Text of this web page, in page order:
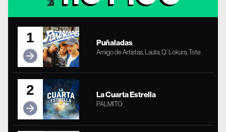
1 Puñaladas
Amigo de Artistas, Lauta, Q' Lokura, Tote
2 La Cuarta Estrella
PALMITO